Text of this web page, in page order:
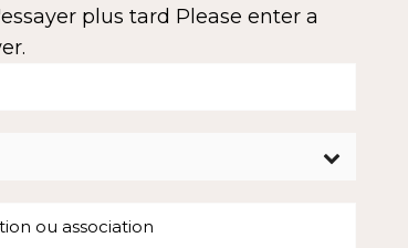
plus tard Please enter a